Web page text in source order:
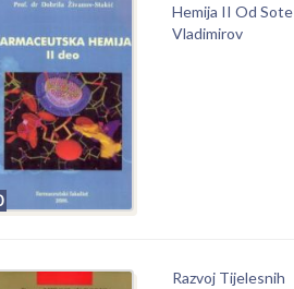
Hemija II Od Sote
Vladimirov
Razvoj Tijelesnih